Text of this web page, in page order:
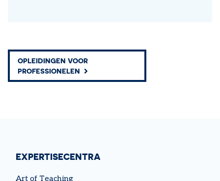
OPLEIDINGEN VOOR
PROFESSIONELEN
EXPERTISECENTRA
Art of Teaching